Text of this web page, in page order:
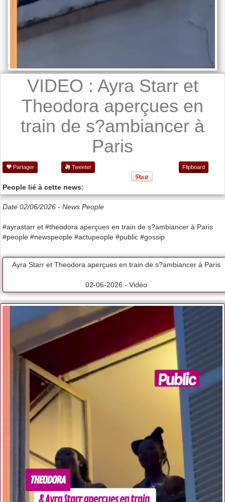
VIDEO : Ayra Starr et
Theodora aperçues en
train de s?ambiancer à
Paris
Partager Tweeter Flipboard
People lié à cette news:
Date 02/06/2026 - News People
#ayrastarr et #theodora aperçues en train de s?ambiancer à Paris
#people #newspeople #actupeople #public #gossip
Ayra Starr et Theodora aperçues en train de s?ambiancer à Paris
02-06-2026 - Vidéo